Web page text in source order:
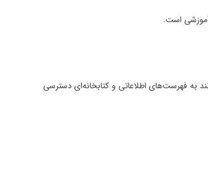
آموزشی است.
به فهرست‌های اطلاعاتی و کتابخانه‌ای دسترسی